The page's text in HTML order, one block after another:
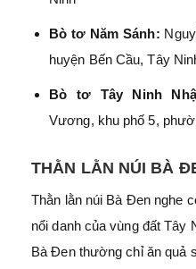
Bò tơ Năm Sánh:
huyện Bến Cầu, Tây
Bò tơ Tây Ninh
Vương, khu phố 5,
THẰN LẰN NÚI BÀ
Thằn lằn núi Bà Đen nghe
nổi danh của vùng đất Tây
Bà Đen thường chỉ ăn quả